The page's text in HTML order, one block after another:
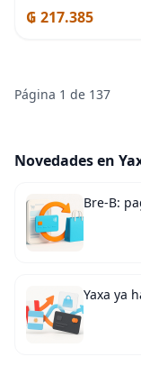
de vinilo de
₲ 217.385
Página 1 de 137
Novedades en
Bre-B:
Yaxa ya